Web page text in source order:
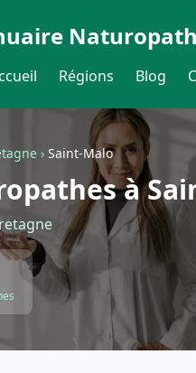
Régions Blog
› Saint-Malo
à